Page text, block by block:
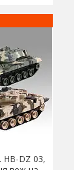
HB-DZ 03,